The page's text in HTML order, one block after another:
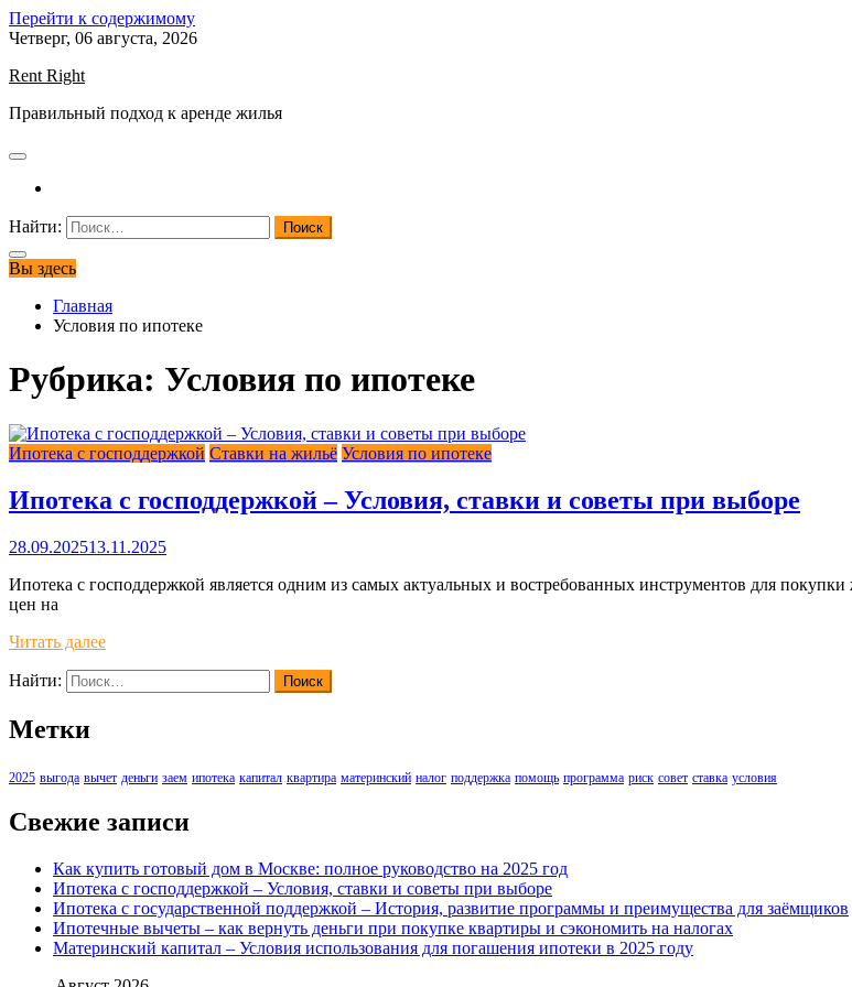
Перейти к содержимому
Четверг, 06 августа, 2026
Rent Right
Правильный подход к аренде жилья
Найти:
Вы здесь
Главная
Условия по ипотеке
Рубрика: Условия по ипотеке
Ипотека с господдержкой Ставки на жильё Условия по ипотеке
Ипотека с господдержкой – Условия, ставки и советы при выборе
28.09.202513.11.2025
Ипотека с господдержкой является одним из самых актуальных и востребованных инструментов для
цен на
Читать далее
Найти:
Метки
2025 выгода вычет деньги заем ипотека капитал квартира материнский налог поддержка помощь программа риск совет ставка условия
Свежие записи
Как купить готовый дом в Москве: полное руководство на 2025 год
Ипотека с господдержкой – Условия, ставки и советы при выборе
Ипотека с государственной поддержкой – История, развитие программы и преимущества для заёмщиков
Ипотечные вычеты – как вернуть деньги при покупке квартиры и сэкономить на налогах
Материнский капитал – Условия использования для погашения ипотеки в 2025 году